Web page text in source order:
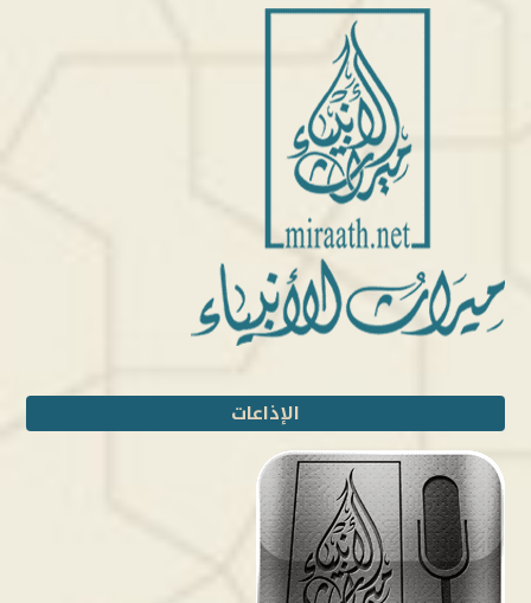
الإذاعات